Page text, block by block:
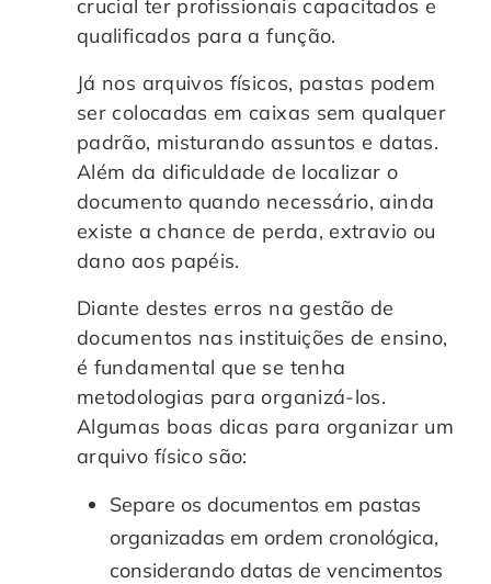
crucial ter profissionais capacitados e
qualificados para a função.
Já nos arquivos físicos, pastas podem
ser colocadas em caixas sem qualquer
padrão, misturando assuntos e datas.
Além da dificuldade de localizar o
documento quando necessário, ainda
existe a chance de perda, extravio ou
dano aos papéis.
Diante destes erros na gestão de
documentos nas instituições de ensino,
é fundamental que se tenha
metodologias para organizá-los.
Algumas boas dicas para organizar um
arquivo físico são:
Separe os documentos em pastas
organizadas em ordem cronológica,
considerando datas de vencimentos